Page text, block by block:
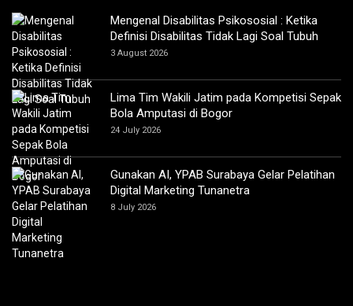
Mengenal Disabilitas Psikososial : Ketika
Definisi Disabilitas Tidak Lagi Soal Tubuh
3 August 2026
Lima Tim Wakili Jatim pada Kompetisi Sepak
Bola Amputasi di Bogor
24 July 2026
Gunakan AI, YPAB Surabaya Gelar Pelatihan
Digital Marketing Tunanetra
8 July 2026